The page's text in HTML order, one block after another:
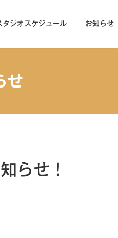
タジオスケジュール お知らせ
せ
らせ！